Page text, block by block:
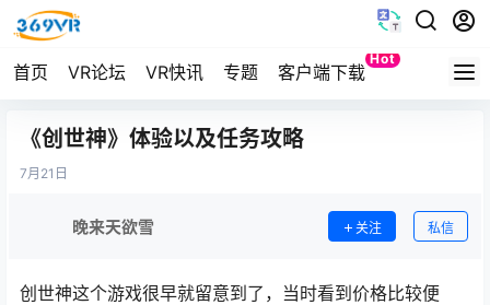
首页 VR论坛 VR快讯 专题 客户端下载
Hot
Quest
《创世神》体验以及任务攻略
7月 21日
晚来天欲雪 关注 私信
创世神这个游戏很早就留意到了，当时看到价格比较便